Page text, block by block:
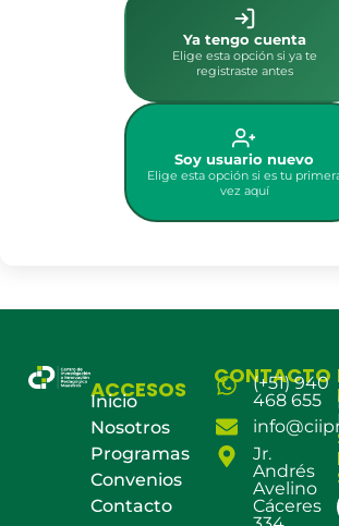
Ya tengo cuenta
Elige esta opción si ya te
registraste antes
Soy usuario nuevo
Elige esta opción si es tu
vez aquí
ACCESOS
Inicio
Nosotros
Programas
Convenios
Contacto
CONTACTO
(+51) 940
468 655
Jr.
Andrés
Avelino
Cáceres